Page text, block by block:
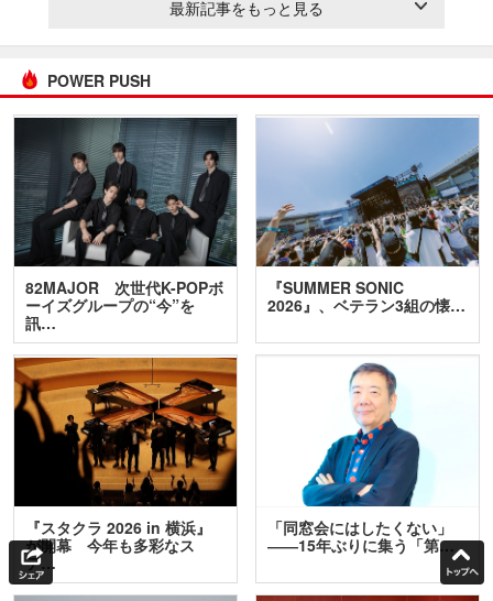
最新記事をもっと見る
POWER PUSH
82MAJOR 次世代K-POPボ
ーイズグループの“今”を
訊…
『SUMMER SONIC
2026』、ベテラン3組の懐…
『スタクラ 2026 in 横浜』
が開幕 今年も多彩なス
テ…
「同窓会にはしたくない」
――15年ぶりに集う「第…